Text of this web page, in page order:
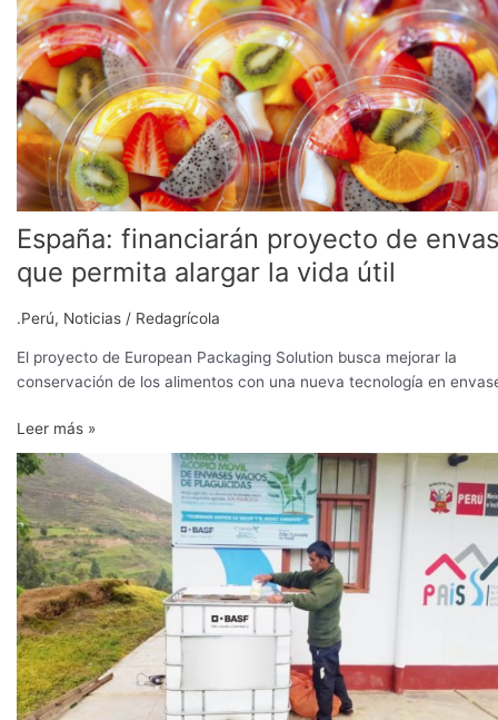
España: financiarán proyecto de
que permita alargar la vida útil
.Perú, Noticias / Redagrícola
El proyecto de European Packaging Solution busca mejorar la
conservación de los alimentos con una nueva tecnología en
proyecto
de
envase
que
permita
alargar
la
vida
útil
Leer más »
BASF
recolectó
envases
plásticos
en
campos
de
cultivo
de
Huánuco